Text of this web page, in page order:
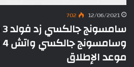
12/06/2021
702
موعد الإطلاق